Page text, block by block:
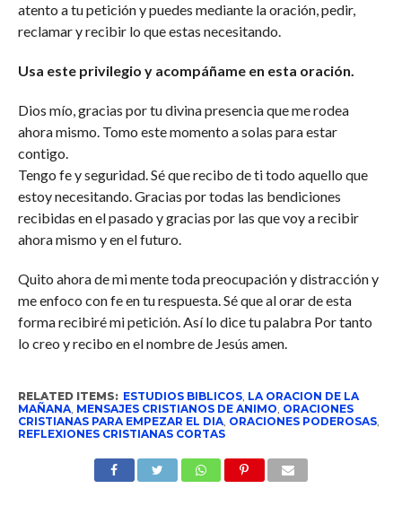
atento a tu petición y puedes mediante la oración, pedir,
reclamar y recibir lo que estas necesitando.
Usa este privilegio y acompáñame en esta oración.
Dios mío, gracias por tu divina presencia que me rodea
ahora mismo. Tomo este momento a solas para estar
contigo.
Tengo fe y seguridad. Sé que recibo de ti todo aquello que
estoy necesitando. Gracias por todas las bendiciones
recibidas en el pasado y gracias por las que voy a recibir
ahora mismo y en el futuro.
Quito ahora de mi mente toda preocupación y distracción y
me enfoco con fe en tu respuesta. Sé que al orar de esta
forma recibiré mi petición. Así lo dice tu palabra Por tanto
lo creo y recibo en el nombre de Jesús amen.
RELATED ITEMS: ESTUDIOS BIBLICOS, LA ORACION DE LA
MAÑANA, MENSAJES CRISTIANOS DE ANIMO, ORACIONES
CRISTIANAS PARA EMPEZAR EL DIA, ORACIONES PODEROSAS,
REFLEXIONES CRISTIANAS CORTAS